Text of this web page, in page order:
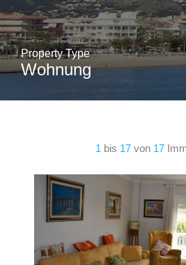
Property Type
Wohnung
1 bis 17 von 17